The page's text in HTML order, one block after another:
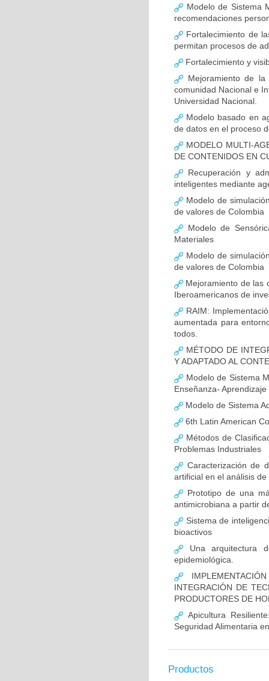
Modelo de Sistema
recomendaciones
Fortalecimiento de
permitan procesos de
Fortalecimiento y
Mejoramiento de la
comunidad Nacional e
Universidad Nacional.
Modelo basado en
de datos en el proceso
MODELO MULTI-
DE CONTENIDOS EN
Recuperación y
inteligentes mediante
Modelo de
de valores de Colombia
Modelo de
Materiales
Modelo de
de valores de Colombia
Mejoramiento de las
Iberoamericanos de
RAIM:
aumentada para
todos.
MÉTODO DE
Y ADAPTADO AL
Modelo de Sistema
Enseñanza- Aprendizaje
Modelo de Sistema
6th Latin American
Métodos de
Problemas Industriales
Caracterización de
artificial en el análisis
Prototipo de una
antimicrobiana a partir
Sistema de
bioactivos
Una arquitectura
epidemiológica.
INTEGRACIÓN DE
PRODUCTORES DE
Apicultura
Seguridad Alimentaria
Productos